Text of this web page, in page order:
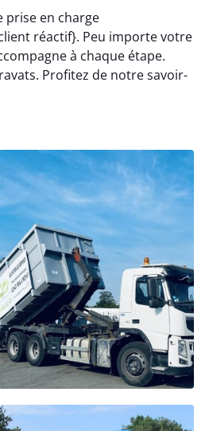
prise en charge
réactif}. Peu importe votre
à chaque étape.
Profitez de notre savoir-